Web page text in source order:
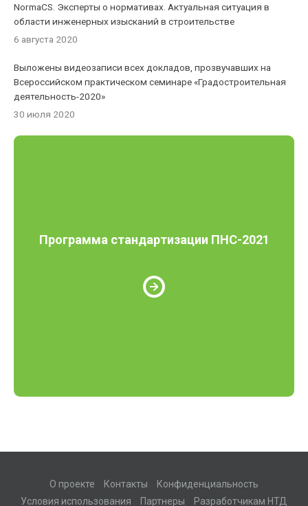
NormaCS. Эксперты о нормативах. Актуальная ситуация в
области инженерных изысканий в строительстве
6 августа 2020
Выложены видеозаписи всех докладов, прозвучавших на
Всероссийском практическом семинаре «Градостроительная
деятельность-2020»
30 июля 2020
Программа стандартизации ПНС-2021
О проекте Контакты
Конфиденциальность
Условия использования
Партнеры Разработчикам НТД